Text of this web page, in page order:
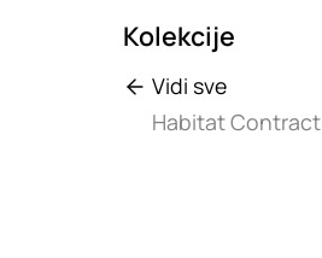
Kolekcije
Vidi sve
Habitat Contract